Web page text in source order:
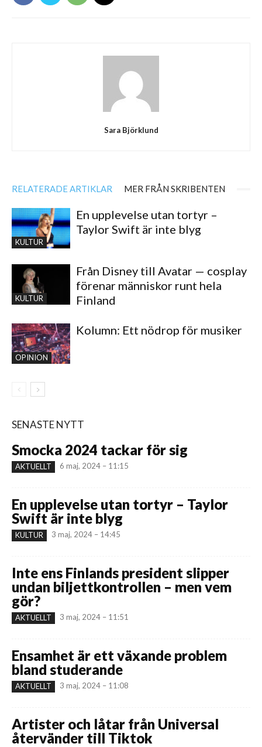
Sara Björklund
RELATERADE ARTIKLAR MER FRÅN SKRIBENTEN
KULTUR
En upplevelse utan tortyr –
Taylor Swift är inte blyg
KULTUR
Från Disney till Avatar — cosplay
förenar människor runt hela
Finland
OPINION
Kolumn: Ett nödrop för musiker
SENASTE NYTT
Smocka 2024 tackar för sig
AKTUELLT 6 maj, 2024 – 11:15
En upplevelse utan tortyr – Taylor
Swift är inte blyg
KULTUR 3 maj, 2024 – 14:45
Inte ens Finlands president slipper
undan biljettkontrollen – men vem
gör?
AKTUELLT 3 maj, 2024 – 11:51
Ensamhet är ett växande problem
bland studerande
AKTUELLT 3 maj, 2024 – 11:08
Artister och låtar från Universal
återvänder till Tiktok